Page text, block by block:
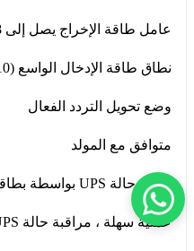
عامل طاقة الإخراج يصل إلى 0.8
نطاق طاقة الإدخال الواسع (110 فولت ~ 300 فولت)
وضع تحويل التردد الفعال
متوافق مع المولد
راقب حالة UPS بواسطة بطاقة SNMP وحدها أو باستخدام USB ، RS232
عملية سهلة ، مراقبة حالة UPS عن طريق شاشة LCD